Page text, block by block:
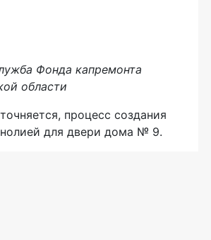
Фонда капремонта
области
процесс создания
для двери дома № 9.